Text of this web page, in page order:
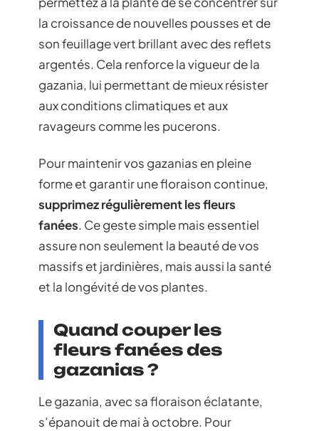
la croissance de nouvelles pousses et de
son feuillage vert brillant avec des reflets
argentés. Cela renforce la vigueur de la
gazania, lui permettant de mieux résister
aux conditions climatiques et aux
ravageurs comme les pucerons.
Pour maintenir vos gazanias en pleine
forme et garantir une floraison continue,
supprimez régulièrement les fleurs
fanées. Ce geste simple mais essentiel
assure non seulement la beauté de vos
massifs et jardinières, mais aussi la santé
et la longévité de vos plantes.
Quand couper les
fleurs fanées des
gazanias ?
Le gazania, avec sa floraison éclatante,
s’épanouit de mai à octobre. Pour